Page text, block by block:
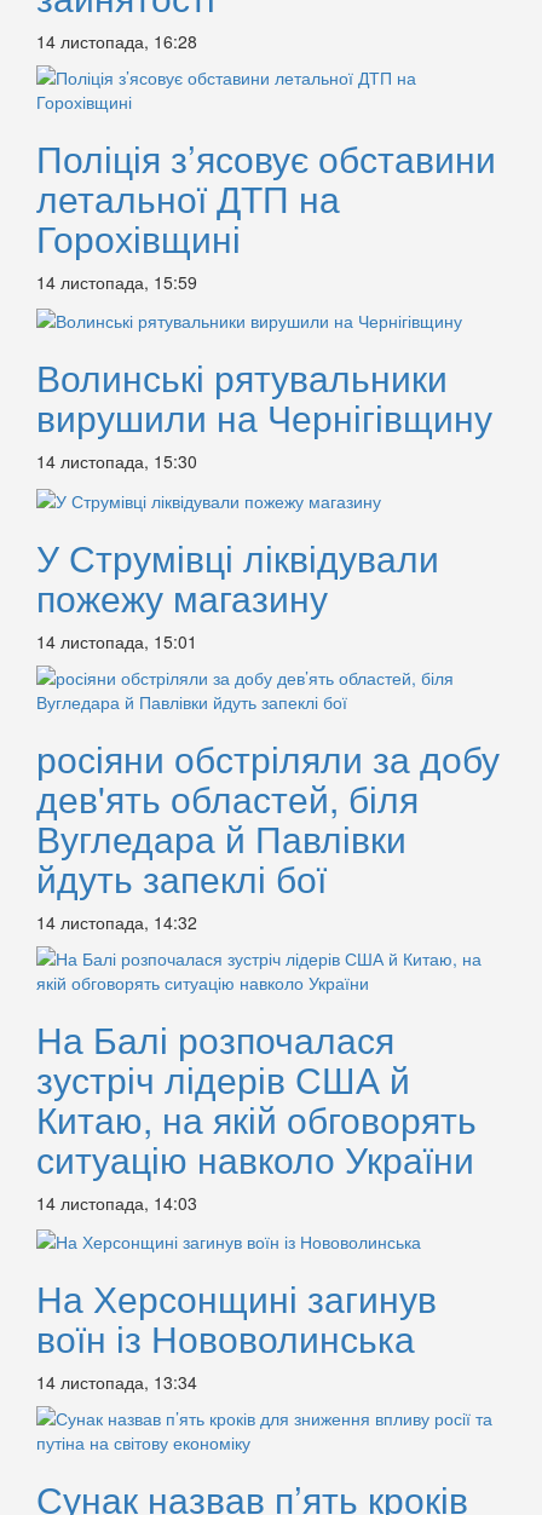
14 листопада, 16:28
Поліція з’ясовує обставини
летальної ДТП на
Горохівщині
14 листопада, 15:59
Волинські рятувальники
вирушили на Чернігівщину
14 листопада, 15:30
У Струмівці ліквідували
пожежу магазину
14 листопада, 15:01
росіяни обстріляли за добу
дев'ять областей, біля
Вугледара й Павлівки
йдуть запеклі бої
14 листопада, 14:32
На Балі розпочалася
зустріч лідерів США й
Китаю, на якій обговорять
ситуацію навколо України
14 листопада, 14:03
На Херсонщині загинув
воїн із Нововолинська
14 листопада, 13:34
Сунак назвав п’ять кроків